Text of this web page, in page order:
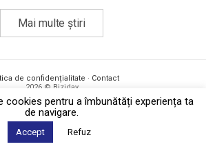
Mai multe știri
de confidențialitate · Contact
2026 © Biziday
pentru a îmbunătăți experiența ta
de navigare.
Accept Refuz